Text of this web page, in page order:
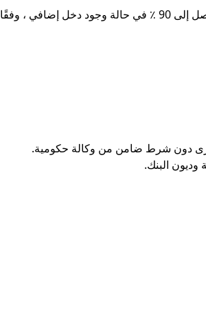
أما بالنسبة للنسبة المئوية لعبء الديون ، فإن Nasser Bank يسمح بعدم تجاوز 75 ٪ من صافي الدخل الشهري للعميل ، ويصل إلى 90 ٪ في حالة وجود دخل إضافي ، وفقًا
دون شرط ضامن من وكالة حكومية.
البنك.